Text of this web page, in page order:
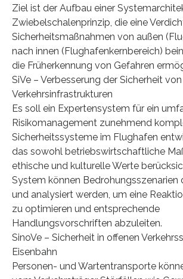
Ziel ist der Aufbau einer
Zwiebelschalenprinzip, die eine
Sicherheitsmaßnahmen von außen
nach innen (Flughafenkernbereich)
die Früherkennung von Gefahren
SiVe – Verbesserung der Sicherheit von
Verkehrsinfrastrukturen
Es soll ein Expertensystem für ein
Risikomanagement zunehmend
Sicherheitssysteme im Flughafen
das sowohl betriebswirtschaftliche
ethische und kulturelle Werte
System können Bedrohungsszenarien
und analysiert werden, um eine
zu optimieren und entsprechende
Handlungsvorschriften abzuleiten.
SinoVe – Sicherheit in offenen
Eisenbahn
Personen- und Wartentransporte